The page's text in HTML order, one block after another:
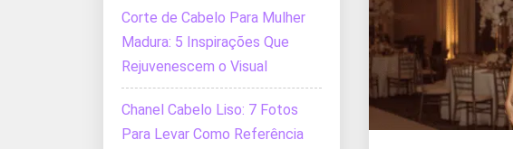
Corte de Cabelo Para Mulher
Madura: 5 Inspirações Que
Rejuvenescem o Visual
Chanel Cabelo Liso: 7 Fotos
Para Levar Como Referência